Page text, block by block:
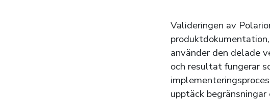
Valideringen av
använder den delade
och resultat fungerar
upptäck